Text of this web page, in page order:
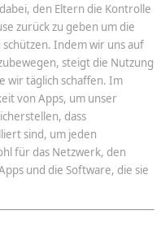
den Eltern die Kontrolle
zurück zu geben um die
schützen. Indem wir uns auf
steigt die Nutzung
wir täglich schaffen. Im
von Apps, um unser
dass
sind, um jeden
für das Netzwerk, den
und die Software, die sie